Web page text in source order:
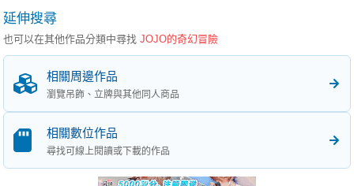
延伸搜尋
也可以在其他作品分類中尋找JOJO的奇幻冒險
相關周邊作品
瀏覽吊飾、立牌與其他同人商品
相關數位作品
尋找可線上閱讀或下載的作品